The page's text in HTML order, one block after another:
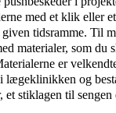
med et klik eller
tidsramme. Til
materialer, som du
er
lægeklinikken og
et stiklagen til sengen